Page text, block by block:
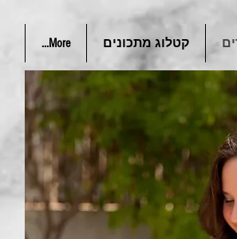
קטלוג מתכונים More...